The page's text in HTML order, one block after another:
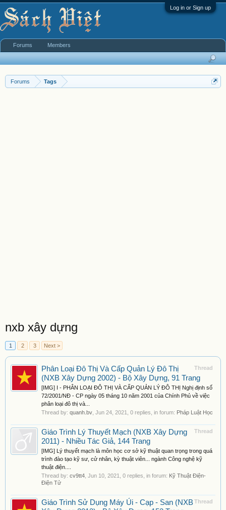
Log in or Sign up
Forums Tags
nxb xây dựng
1 2 3 Next >
Thread
Phân Loại Đô Thị Và Cấp Quản Lý Đô Thị
(NXB Xây Dựng 2002) - Bộ Xây Dựng, 91 Trang
[IMG] I - PHÂN LOẠI ĐÔ THỊ VÀ CẤP QUẢN LÝ ĐÔ THỊ Nghị định số
72/2001/NĐ - CP ngày 05 tháng 10 năm 2001 của Chính Phủ về việc
phân loại đô thị và...
Thread by: quanh.bv Jun 24, 2021 , 0 replies, in forum: Pháp Luật Học
Thread
Giáo Trình Lý Thuyết Mạch (NXB Xây Dựng
2011) - Nhiều Tác Giả, 144 Trang
[IMG] Lý thuyết mạch là môn học cơ sở kỹ thuật quan trọng trong quá
trình đào tạo kỹ sư, cử nhân, kỳ thuật viên... ngành Công nghệ kỹ
thuật điện....
Thread by: cv9tt4 Jun 10, 2021 , 0 replies, in forum: Kỹ Thuật Điện-
Điện Tử
Thread
Giáo Trình Sử Dụng Máy Ủi - Cạp - San (NXB
Forums Members